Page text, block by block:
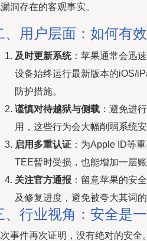
洞存在的客观事实。
、用户层面：如何有
及时更新系统：苹果通常会迅
设备始终运行最新版本的iOS/
防护措施。
谨慎对待越狱与侧载 ：避免进
用，这些行为会大幅削弱系统
启用多重认证 ：为Apple ID等
TEE暂时受损，也能增加一层账
关注官方通报 ：留意苹果的安
及修复进度，避免被夸大其词的
、行业视角：安全是
事件再次证明，没有绝对的安全